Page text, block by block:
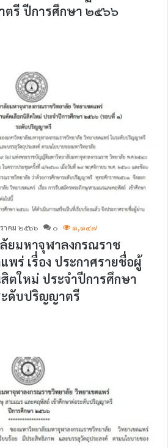
รี ปีการศึกษา ๒๕๖๖
าคม ๒๕๖๖ ๐ ๑,๑๔๗
ยมหาจุฬาลงกรณราช
พร่ เรื่อง ประกาศรายชื่อผู้
ตใหม่ ประจำปีการศึกษา
ดับปริญญาตรี